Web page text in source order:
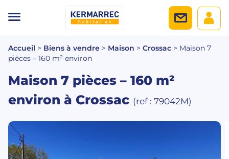
Accueil > Biens à vendre > Maison > Crossac > Maison 7
pièces – 160 m² environ
Maison 7 pièces – 160 m²
environ à Crossac (ref : 79042M)